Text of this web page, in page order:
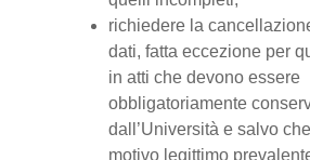
richiedere la
dati, fatta eccezione per
in atti che devono essere
obbligatoriamente
dall’Università e salvo
motivo legittimo